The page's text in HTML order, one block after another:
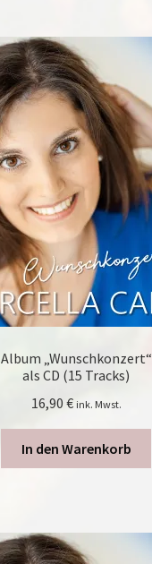
Album „Wunschkonzert“
als CD (15 Tracks)
16,90 € ink. Mwst.
In den Warenkorb